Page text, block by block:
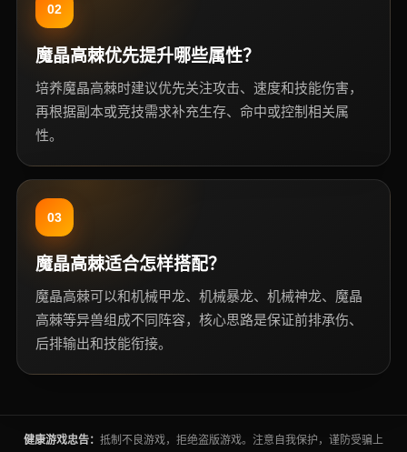
02
魔晶高棘优先提升哪些属性？
培养魔晶高棘时建议优先关注攻击、速度和技能伤害，
再根据副本或竞技需求补充生存、命中或控制相关属
性。
03
魔晶高棘适合怎样搭配？
魔晶高棘可以和机械甲龙、机械暴龙、机械神龙、魔晶
高棘等异兽组成不同阵容，核心思路是保证前排承伤、
后排输出和技能衔接。
健康游戏忠告： 抵制不良游戏，拒绝盗版游戏。注意自我保护，谨防受骗上